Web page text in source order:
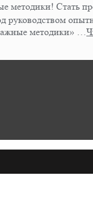
методики! Стать
руководством
методики» …